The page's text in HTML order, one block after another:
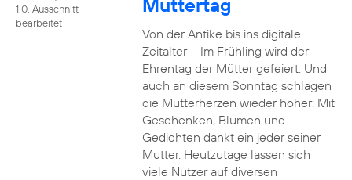
1.0, Ausschnitt
bearbeitet
Muttertag
Von der Antike bis ins digitale
Zeitalter – Im Frühling wird der
Ehrentag der Mütter gefeiert. Und
auch an diesem Sonntag schlagen
die Mutterherzen wieder höher: Mit
Geschenken, Blumen und
Gedichten dankt ein jeder seiner
Mutter. Heutzutage lassen sich
viele Nutzer auf diversen